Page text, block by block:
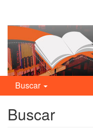
Buscar
Buscar